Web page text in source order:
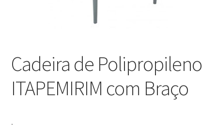
Granito
Home
Cadeira de Polipropileno
ITAPEMIRIM com Braço
.